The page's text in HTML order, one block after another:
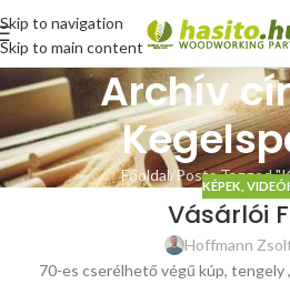
Skip to navigation
Skip to main content
Archív
Főoldal Posts Tagged
KÉPEK,
Vásárlói
Hoffmann
70-es cserélhető végű kúp, tengely